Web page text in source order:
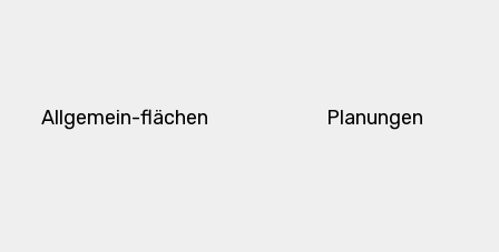
Allgemein-flächen Planungen